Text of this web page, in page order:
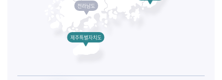
제주특별자치도
전라남도